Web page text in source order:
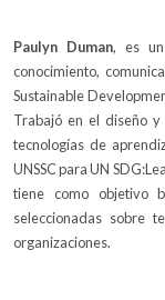
Paulyn Duman, es
conocimiento,
Sustainable
Trabajó en el diseño
tecnologías de
UNSSC para UN
tiene como objetivo
seleccionadas sobre
organizaciones.